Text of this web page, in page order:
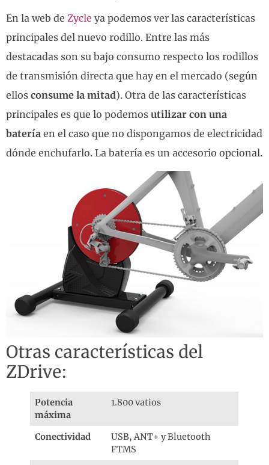
En la web de Zycle ya podemos ver las características
principales del nuevo rodillo. Entre las más
destacadas son su bajo consumo respecto los rodillos
de transmisión directa que hay en el mercado (según
ellos consume la mitad). Otra de las características
principales es que lo podemos utilizar con una
batería en el caso que no dispongamos de electricidad
dónde enchufarlo. La batería es un accesorio opcional.
Otras características del
ZDrive:
Potencia
máxima
1.800 vatios
Conectividad
USB, ANT+ y Bluetooth
FTMS